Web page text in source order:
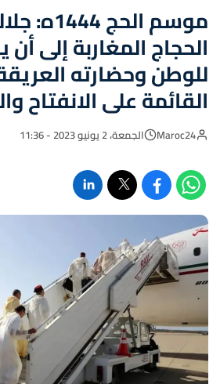
موسم
الحجاج المغاربة إلى
للوطن وحضارته
القائمة على الانفتاح
Maroc24 الجمعة، 2 يونيو 2023 - 11:36